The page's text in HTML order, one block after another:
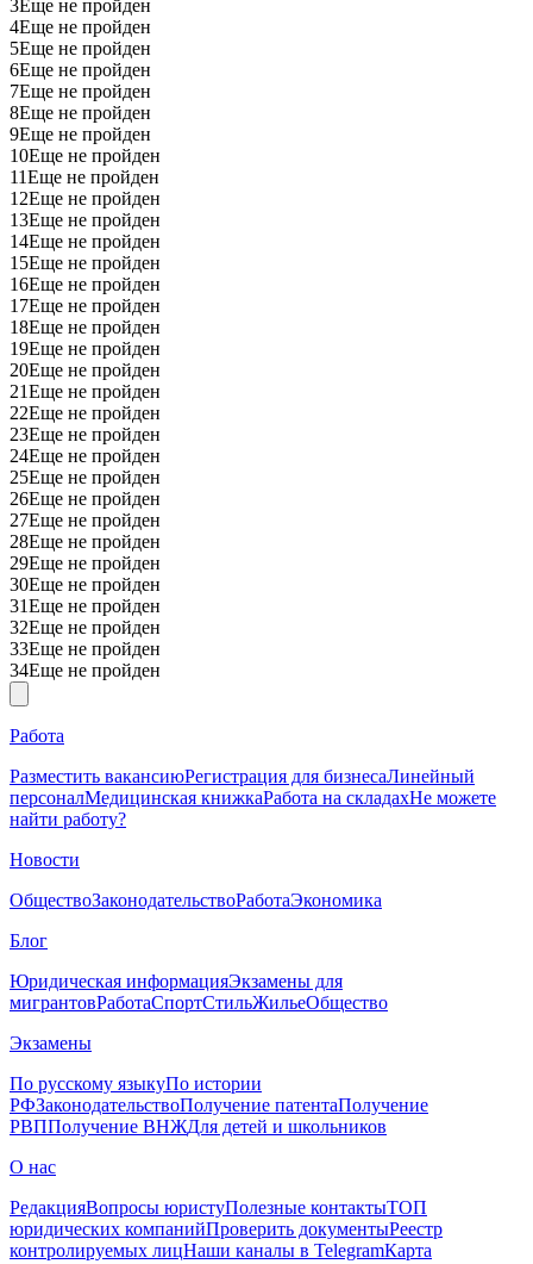
3Еще не пройден
4Еще не пройден
5Еще не пройден
6Еще не пройден
7Еще не пройден
8Еще не пройден
9Еще не пройден
10Еще не пройден
11Еще не пройден
12Еще не пройден
13Еще не пройден
14Еще не пройден
15Еще не пройден
16Еще не пройден
17Еще не пройден
18Еще не пройден
19Еще не пройден
20Еще не пройден
21Еще не пройден
22Еще не пройден
23Еще не пройден
24Еще не пройден
25Еще не пройден
26Еще не пройден
27Еще не пройден
28Еще не пройден
29Еще не пройден
30Еще не пройден
31Еще не пройден
32Еще не пройден
33Еще не пройден
34Еще не пройден
Работа
Разместить вакансиюРегистрация для бизнесаЛинейный
персоналМедицинская книжкаРабота на складахНе можете
найти работу?
Новости
ОбществоЗаконодательствоРаботаЭкономика
Блог
Юридическая информацияЭкзамены для
мигрантовРаботаСпортСтильЖильеОбщество
Экзамены
По русскому языкуПо истории
РФЗаконодательствоПолучение патентаПолучение
РВППолучение ВНЖДля детей и школьников
О нас
РедакцияВопросы юристуПолезные контактыТОП
юридических компанийПроверить документыРеестр
контролируемых лицНаши каналы в TelegramКарта